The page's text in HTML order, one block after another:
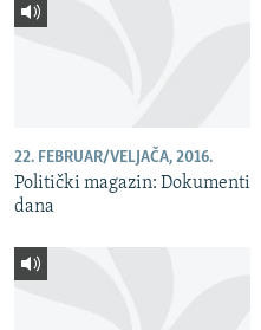
22. FEBRUAR/VELJAČA, 2016.
Politički magazin: Dokumenti
dana